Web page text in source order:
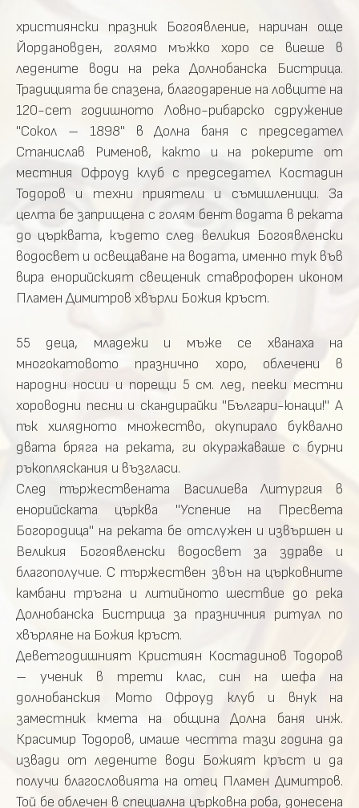
християнски празник Богоявление, наричан още
Йордановден, голямо мъжко хоро се виеше в
ледените води на река Долнобанска Бистрица.
Традицията бе спазена, благодарение на ловците на
120-сет годишното Ловно-рибарско сдружение
"Сокол – 1898" в Долна баня с председател
Станислав Рименов, както и на рокерите от
местния Офроуд клуб с председател Костадин
Тодоров и техни приятели и съмишленици. За
целта бе заприщена с голям бент водата в реката
до църквата, където след великия Богоявленски
водосвет и освещаване на водата, именно тук във
вира енорийският свещеник ставрофорен иконом
Пламен Димитров хвърли Божия кръст.
55 деца, младежи и мъже се хванаха на
многокатовото празнично хоро, облечени в
народни носии и порещи 5 см. лед, пееки местни
хороводни песни и скандирайки "Българи-юнаци!" А
пък хилядното множество, окупирало буквално
двата бряга на реката, ги окуражаваше с бурни
ръкопляскания и възгласи.
След тържествената Василиева Литургия в
енорийската църква "Успение на Пресвета
Богородица" на реката бе отслужен и извършен и
Великия Богоявленски водосвет за здраве и
благополучие. С тържествен звън на църковните
камбани тръгна и литийното шествие до река
Долнобанска Бистрица за празничния ритуал по
хвърляне на Божия кръст.
Деветгодишният Кристиян Костадинов Тодоров
– ученик в трети клас, син на шефа на
долнобанския Мото Офроуд клуб и внук на
заместник кмета на община Долна баня инж.
Красимир Тодоров, имаше честта тази година да
извади от ледените води Божият кръст и да
получи благословията на отец Пламен Димитров.
Той бе облечен в специална църковна роба, донесена